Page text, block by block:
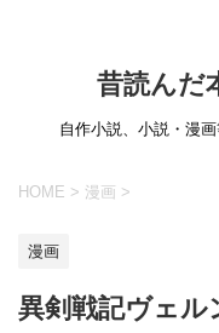
昔読んだ
自作小説、小説・漫
HOME > 漫画 >
漫画
異剣戦記ヴェ